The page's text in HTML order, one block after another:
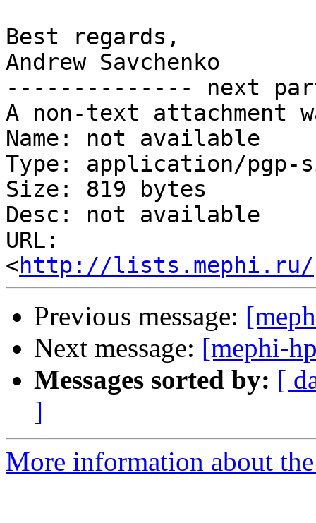
Best regards,
Andrew Savchenko
-------------- next
A non-text attachment
Name: not available
Type: application/pgp-
Size: 819 bytes
Desc: not available
URL:
<http://lists.mephi.ru/
Previous message:
Next message: [mephi-
Messages sorted by: [
]
More information about